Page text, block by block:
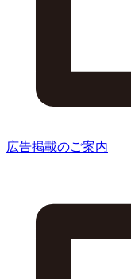
広告掲載のご案内